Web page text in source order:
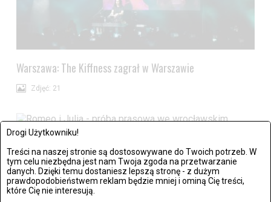
Drogi Użytkowniku!
Treści na naszej stronie są dostosowywane do Twoich potrzeb. W
tym celu niezbędna jest nam Twoja zgoda na przetwarzanie
danych. Dzięki temu dostaniesz lepszą stronę - z dużym
prawdopodobieństwem reklam będzie mniej i ominą Cię treści,
które Cię nie interesują.
Warszawa: The Kiffness zagrał w Warszawie
Zdjęć: 21
Wrocław: Romeo i Julia - próba prasowa we wrocławskim
Teatrze Capitol
Zdjęć: 26